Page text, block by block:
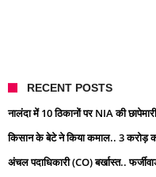
RECENT POSTS
नालंदा में 10 ठिकानों पर NIA की
किसान के बेटे ने किया कमाल.. 3 करोड़
अंचल पदाधिकारी (CO) बर्खास्त..